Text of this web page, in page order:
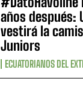
años después:
vestirá la
Juniors
ECUATORIANOS DEL